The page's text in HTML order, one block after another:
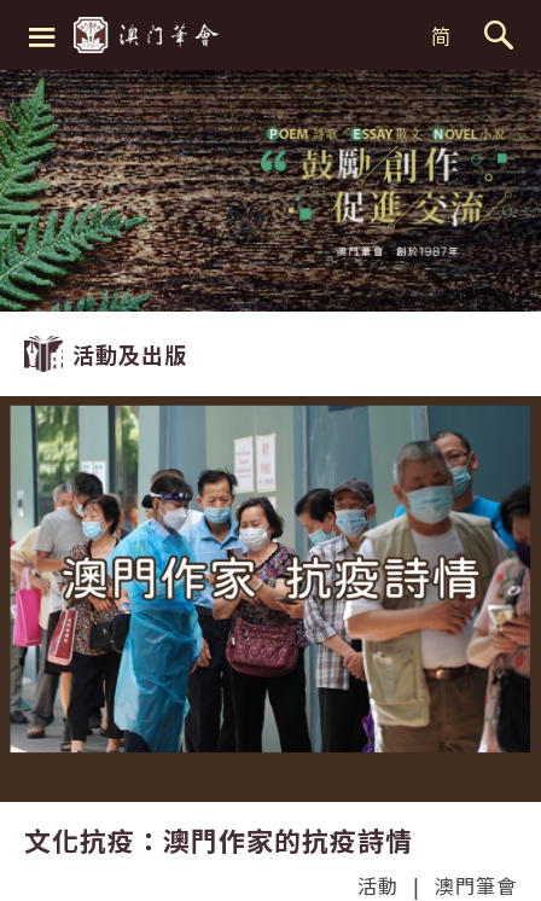
≡ 简
活動及出版
文化抗疫：澳門作家的抗疫詩情
活動 | 澳門筆會